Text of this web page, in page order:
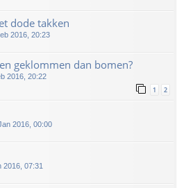
dode takken
2016, 20:23
geklommen dan bomen?
2016, 20:22
1 2
2016, 00:00
2016, 07:31